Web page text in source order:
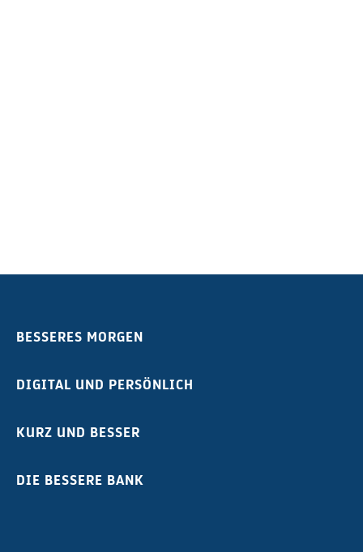
BESSERES MORGEN
DIGITAL UND PERSÖNLICH
KURZ UND BESSER
DIE BESSERE BANK